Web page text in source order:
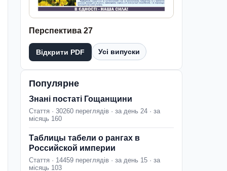
Перспектива 27
Відкрити PDF Усі випуски
Популярне
Знані постаті Гощанщини
Стаття · 30260 переглядів · за день 24 · за
місяць 160
Таблицы табели о рангах в
Российской империи
Стаття · 14459 переглядів · за день 15 · за
місяць 103